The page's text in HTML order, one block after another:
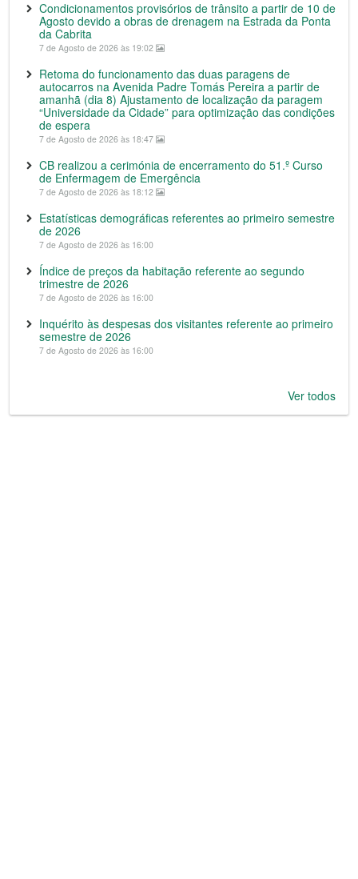
Condicionamentos provisórios de trânsito a partir de 10 de
Agosto devido a obras de drenagem na Estrada da Ponta
da Cabrita
7 de Agosto de 2026 às 19:02
Retoma do funcionamento das duas paragens de
autocarros na Avenida Padre Tomás Pereira a partir de
amanhã (dia 8) Ajustamento de localização da paragem
“Universidade da Cidade” para optimização das condições
de espera
7 de Agosto de 2026 às 18:47
CB realizou a cerimónia de encerramento do 51.º Curso
de Enfermagem de Emergência
7 de Agosto de 2026 às 18:12
Estatísticas demográficas referentes ao primeiro semestre
de 2026
7 de Agosto de 2026 às 16:00
Índice de preços da habitação referente ao segundo
trimestre de 2026
7 de Agosto de 2026 às 16:00
Inquérito às despesas dos visitantes referente ao primeiro
semestre de 2026
7 de Agosto de 2026 às 16:00
Ver todos